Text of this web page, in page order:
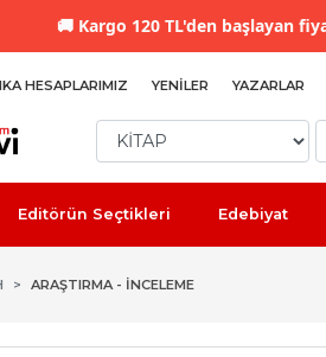
🚚 Kargo 120 TL'den başlayan
HESAPLARIMIZ YENILER YAZARLAR
Editörün Seçtikleri Edebiyat
ARAŞTIRMA - İNCELEME